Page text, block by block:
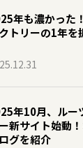
年も濃かった
トリーの1年を
年10月、ルー
新サイト始動
グを紹介